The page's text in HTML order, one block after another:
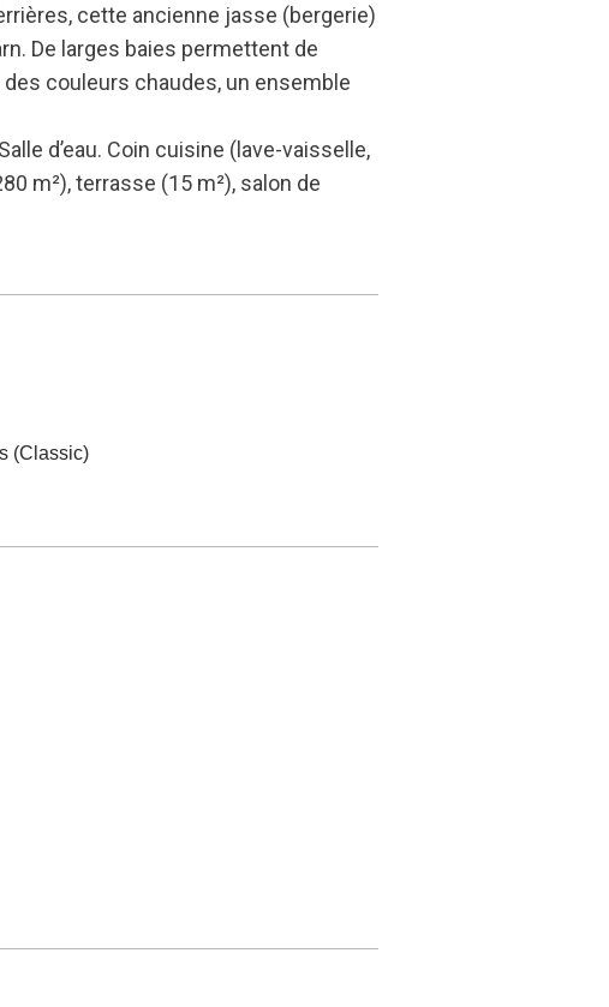
cette ancienne jasse (bergerie)
De larges baies permettent de
des couleurs chaudes, un ensemble
d’eau. Coin cuisine (lave-vaisselle,
m²), terrasse (15 m²), salon de
(Classic)